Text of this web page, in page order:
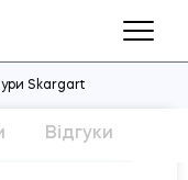
Skargart
Відгуки